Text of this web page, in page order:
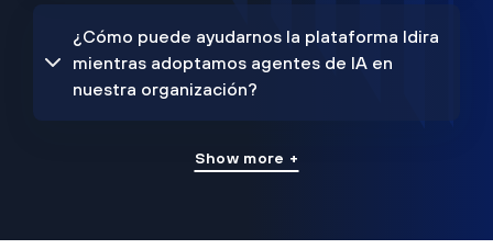
¿Cómo puede ayudarnos la plataforma Idira
mientras adoptamos agentes de IA en
nuestra organización?
Show more +